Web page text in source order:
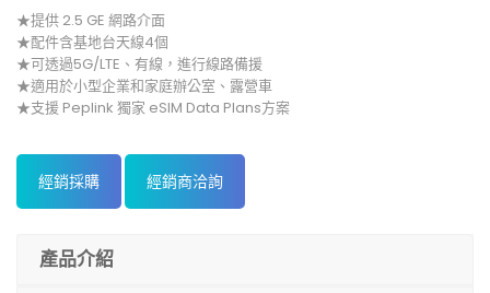
★提供 2.5 GE 網路介面
★配件含基地台天線4個
★可透過5G/LTE、有線，進行線路備援
★適用於小型企業和家庭辦公室、露營車
★支援 Peplink 獨家 eSIM Data Plans方案
經銷採購 經銷商洽詢
產品介紹